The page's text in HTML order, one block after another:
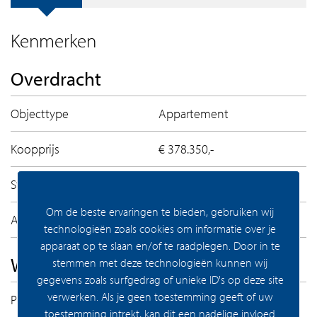
Kenmerken
Overdracht
Objecttype Appartement
Koopprijs € 378.350,-
Status
Aanvaarding IN_OVERLEG
Woning Algemeen
Permanente bewoning Ja
Om de beste ervaringen te bieden, gebruiken wij
technologieën zoals cookies om informatie over je
apparaat op te slaan en/of te raadplegen. Door in te
stemmen met deze technologieën kunnen wij
gegevens zoals surfgedrag of unieke ID's op deze site
verwerken. Als je geen toestemming geeft of uw
toestemming intrekt, kan dit een nadelige invloed